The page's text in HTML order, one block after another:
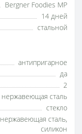
Bergner Foodies MP
14 дней
стальной
антипригарное
да
2
нержавеющая сталь
стекло
нержавеющая сталь,
силикон